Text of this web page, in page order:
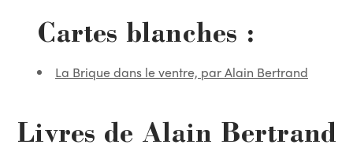
Cartes blanches :
La Brique dans le ventre, par Alain Bertrand
Livres de Alain Bertrand